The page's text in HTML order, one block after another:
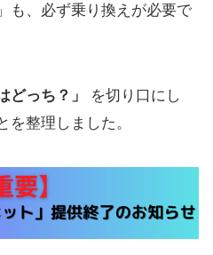
」も、必ず乗り換えが必要で
どっち？」
を切り口にし
を整理しました。